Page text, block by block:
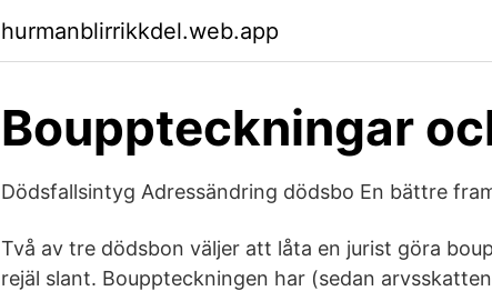
hurmanblirrikkdel.web.app
Bouppteckningar
Dödsfallsintyg Adressändring dödsbo En bättre
Två av tre dödsbon väljer att låta en jurist göra
rejäl slant. Bouppteckningen har (sedan